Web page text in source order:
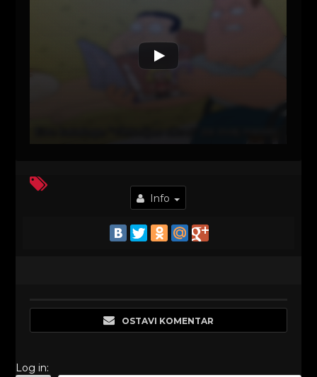
Info
OSTAVI KOMENTAR
Log in: